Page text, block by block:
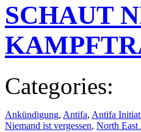
SCHAUT
Categories:
Ankündigung, Antifa, Antifa
Niemand ist vergessen, North East